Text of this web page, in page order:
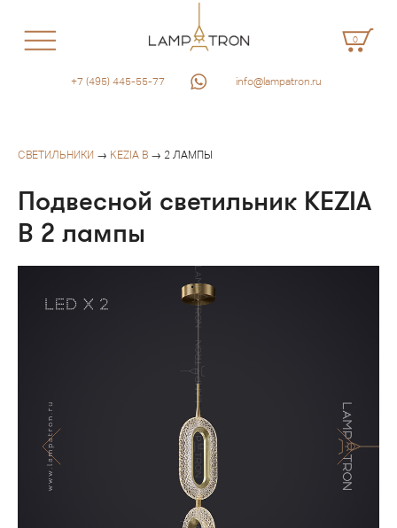
0
+7 (495) 445-55-77 info@lampatron.ru
СВЕТИЛЬНИКИ → KEZIA B → 2 ЛАМПЫ
Подвесной светильник KEZIA
B 2 лампы